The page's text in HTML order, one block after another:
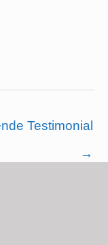
Testimonial
→